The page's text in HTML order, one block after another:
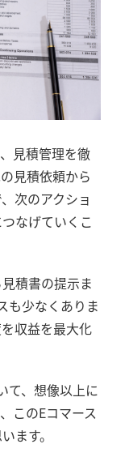
見積管理を徹
見積依頼から
次のアクショ
なげていくこ
積書の提示ま
も少なくありま
収益を最大化
て、想像以上に
このEコマース
ます。